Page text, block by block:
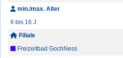
min./max. Alter
6 bis 16 J.
Filiale
Freizeitbad GochNess